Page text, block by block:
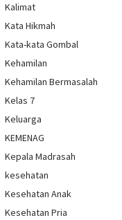
Kalimat
Kata Hikmah
Kata-kata Gombal
Kehamilan
Kehamilan Bermasalah
Kelas 7
Keluarga
KEMENAG
Kepala Madrasah
kesehatan
Kesehatan Anak
Kesehatan Pria